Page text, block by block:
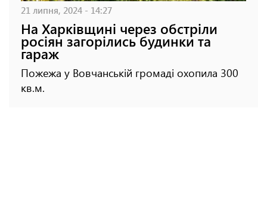
21 липня, 2024 - 14:27
На Харківщині через обстріли
росіян загорілись будинки та
гараж
Пожежа у Вовчанській громаді охопила 300
кв.м.